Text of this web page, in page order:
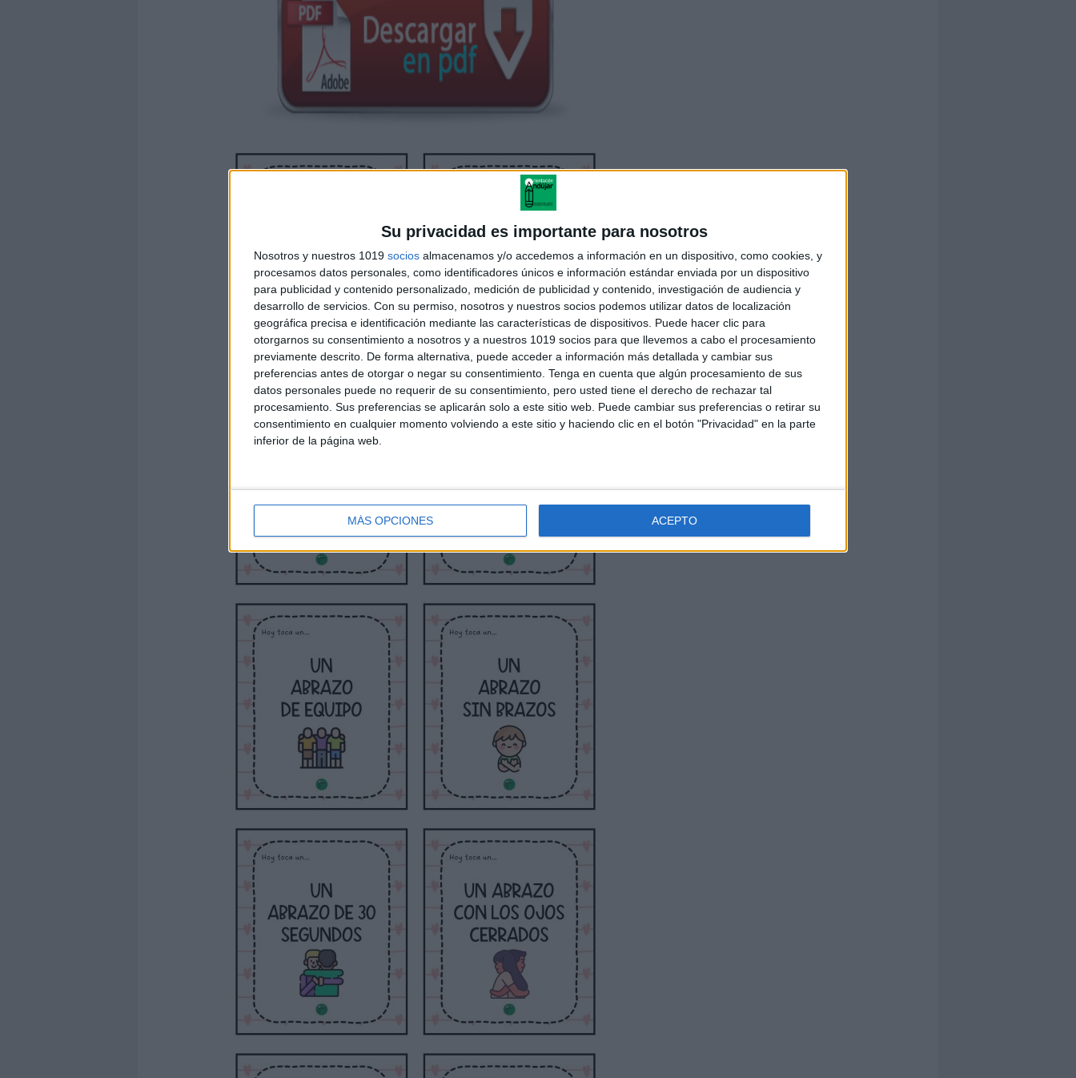
Su privacidad es importante para nosotros
Nosotros y nuestros 1019 socios almacenamos y/o accedemos a información en un dispositivo, como cookies, y
procesamos datos personales, como identificadores únicos e información estándar enviada por un dispositivo
para publicidad y contenido personalizado, medición de publicidad y contenido, investigación de audiencia y
desarrollo de servicios. Con su permiso, nosotros y nuestros socios podemos utilizar datos de localización
geográfica precisa e identificación mediante las características de dispositivos. Puede hacer clic para
otorgarnos su consentimiento a nosotros y a nuestros 1019 socios para que llevemos a cabo el procesamiento
previamente descrito. De forma alternativa, puede acceder a información más detallada y cambiar sus
preferencias antes de otorgar o negar su consentimiento. Tenga en cuenta que algún procesamiento de sus
datos personales puede no requerir de su consentimiento, pero usted tiene el derecho de rechazar tal
procesamiento. Sus preferencias se aplicarán solo a este sitio web. Puede cambiar sus preferencias o retirar su
consentimiento en cualquier momento volviendo a este sitio y haciendo clic en el botón "Privacidad" en la parte
inferior de la página web.
MÁS OPCIONES ACEPTO